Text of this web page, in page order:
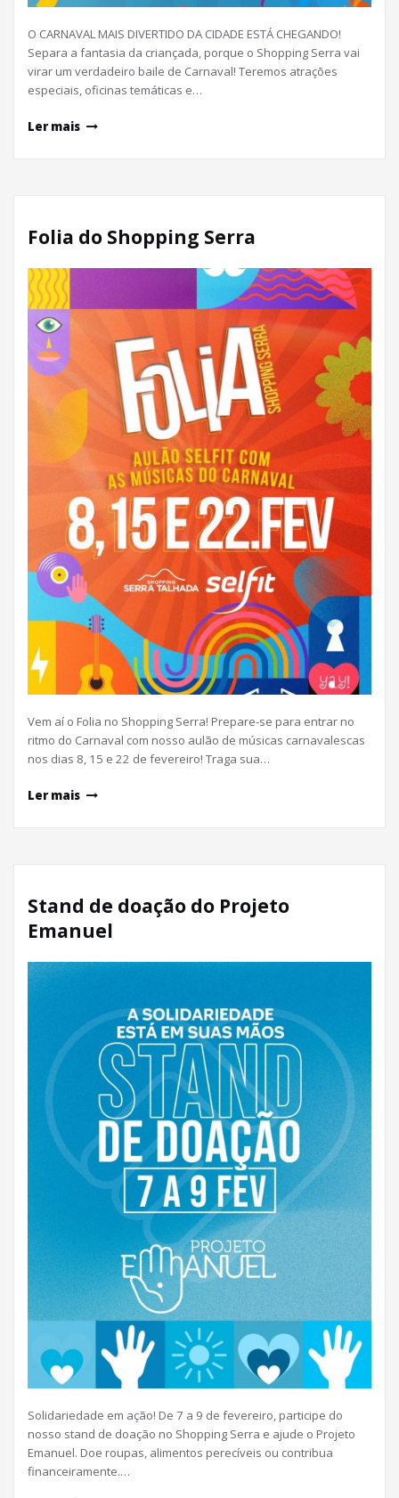
O CARNAVAL MAIS DIVERTIDO DA CIDADE ESTÁ CHEGANDO!
Separa a fantasia da criançada, porque o Shopping Serra vai
virar um verdadeiro baile de Carnaval! Teremos atrações
especiais, oficinas temáticas e…
Ler mais
Folia do Shopping Serra
Vem aí o Folia no Shopping Serra! Prepare-se para entrar no
ritmo do Carnaval com nosso aulão de músicas carnavalescas
nos dias 8, 15 e 22 de fevereiro! Traga sua…
Ler mais
Stand de doação do Projeto
Emanuel
Solidariedade em ação! De 7 a 9 de fevereiro, participe do
nosso stand de doação no Shopping Serra e ajude o Projeto
Emanuel. Doe roupas, alimentos perecíveis ou contribua
financeiramente.…